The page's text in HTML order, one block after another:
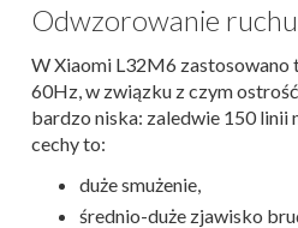
Odwzorowanie ruchu
W Xiaomi L32M6 zastosowano
60Hz, w związku z czym
bardzo niska: zaledwie 150 linii
cechy to:
duże smużenie,
średnio-duże zjawisko